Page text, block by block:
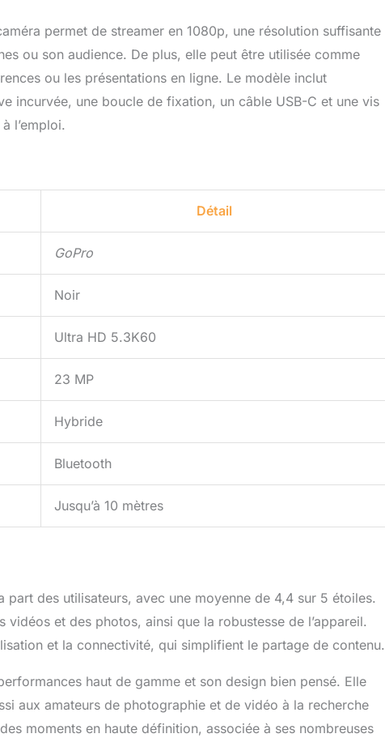
permet de streamer en 1080p, une résolution suffisante
ou son audience. De plus, elle peut être utilisée comme
ou les présentations en ligne. Le modèle inclut
incurvée, une boucle de fixation, un câble USB-C et une vis
l’emploi.
Détail
GoPro
Noir
Ultra HD 5.3K60
23 MP
Hybride
Bluetooth
Jusqu’à 10 mètres
part des utilisateurs, avec une moyenne de 4,4 sur 5 étoiles.
et des photos, ainsi que la robustesse de l’appareil.
et la connectivité, qui simplifient le partage de contenu.
haut de gamme et son design bien pensé. Elle
aux amateurs de photographie et de vidéo à la recherche
moments en haute définition, associée à ses nombreuses